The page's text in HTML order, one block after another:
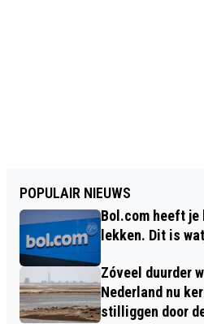
POPULAIR NIEUWS
Bol.com heeft
lekken. Dit is
Zóveel duurder
Nederland nu
stilliggen door